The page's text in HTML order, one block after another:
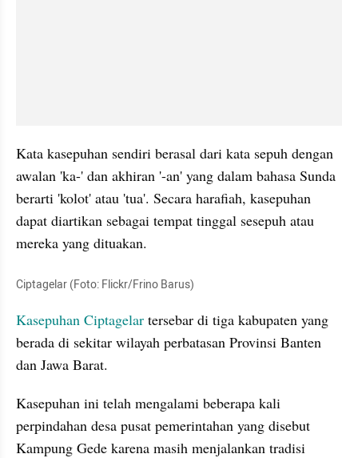
Kata kasepuhan sendiri berasal dari kata sepuh dengan
awalan 'ka-' dan akhiran '-an' yang dalam bahasa Sunda
berarti 'kolot' atau 'tua'. Secara harafiah, kasepuhan
dapat diartikan sebagai tempat tinggal sesepuh atau
mereka yang dituakan.
Ciptagelar (Foto: Flickr/Frino Barus)
Kasepuhan Ciptagelar tersebar di tiga kabupaten yang
berada di sekitar wilayah perbatasan Provinsi Banten
dan Jawa Barat.
Kasepuhan ini telah mengalami beberapa kali
perpindahan desa pusat pemerintahan yang disebut
Kampung Gede karena masih menjalankan tradisi